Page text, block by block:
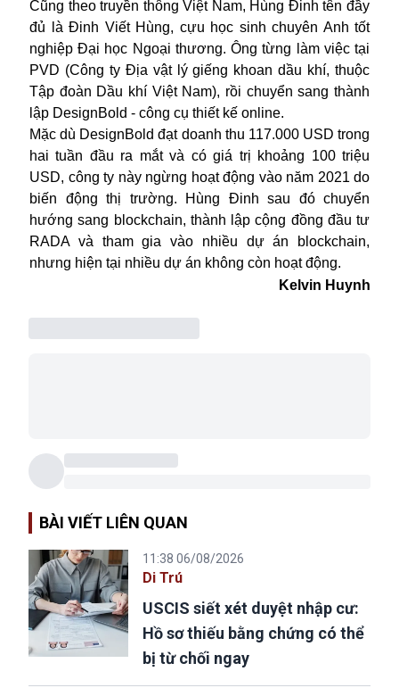
Cũng theo truyền thông Việt Nam, Hùng Đinh tên đầy
đủ là Đinh Viết Hùng, cựu học sinh chuyên Anh tốt
nghiệp Đại học Ngoại thương. Ông từng làm việc tại
PVD (Công ty Địa vật lý giếng khoan dầu khí, thuộc
Tập đoàn Dầu khí Việt Nam), rồi chuyển sang thành
lập DesignBold - công cụ thiết kế online.
Mặc dù DesignBold đạt doanh thu 117.000 USD trong
hai tuần đầu ra mắt và có giá trị khoảng 100 triệu
USD, công ty này ngừng hoạt động vào năm 2021 do
biến động thị trường. Hùng Đinh sau đó chuyển
hướng sang blockchain, thành lập cộng đồng đầu tư
RADA và tham gia vào nhiều dự án blockchain,
nhưng hiện tại nhiều dự án không còn hoạt động.
Kelvin Huynh
BÀI VIẾT LIÊN QUAN
11:38 06/08/2026
Di Trú
USCIS siết xét duyệt nhập cư:
Hồ sơ thiếu bằng chứng có thể
bị từ chối ngay